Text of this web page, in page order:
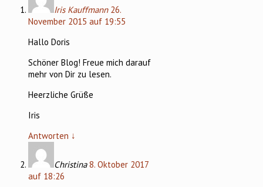
Iris Kauffmann 26.
November 2015 auf 19:55
Hallo Doris
Schöner Blog! Freue mich darauf
mehr von Dir zu lesen.
Heerzliche Grüße
Iris
Antworten ↓
Christina8. Oktober 2017
auf 18:26